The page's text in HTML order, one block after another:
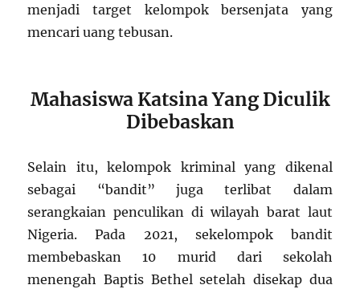
menjadi target kelompok bersenjata yang
mencari uang tebusan.
Mahasiswa Katsina Yang Diculik
Dibebaskan
Selain itu, kelompok kriminal yang dikenal
sebagai “bandit” juga terlibat dalam
serangkaian penculikan di wilayah barat laut
Nigeria. Pada 2021, sekelompok bandit
membebaskan 10 murid dari sekolah
menengah Baptis Bethel setelah disekap dua